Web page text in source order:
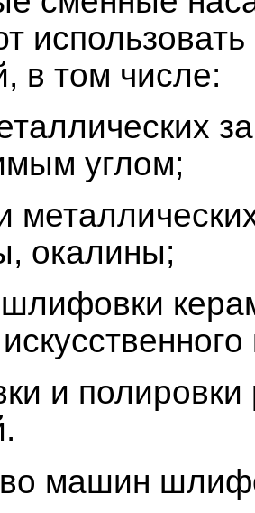
в том числе:
углом;
окалины;
и полировки
машин